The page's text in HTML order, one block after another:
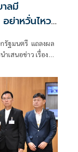
ลมี
ย่าหวั่นไหว
รัฐมนตรี แถลงผล
เสนอข่าว เรื่อง
สถียรภาพและ